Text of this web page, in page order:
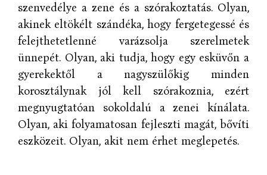
szenvedélye a zene és a szórakoztatás. Olyan,
akinek eltökélt szándéka, hogy fergetegessé és
felejthetetlenné varázsolja szerelmetek
ünnepét. Olyan, aki tudja, hogy egy esküvőn a
gyerekektől a nagyszülőkig minden
korosztálynak jól kell szórakoznia, ezért
megnyugtatóan sokoldalú a zenei kínálata.
Olyan, aki folyamatosan fejleszti magát, bővíti
eszközeit. Olyan, akit nem érhet meglepetés.